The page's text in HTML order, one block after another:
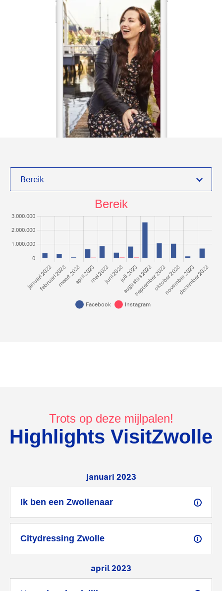
Bereik
Trots op deze mijlpalen!
Highlights VisitZwolle
januari 2023
Ik ben een Zwollenaar
Citydressing Zwolle
april 2023